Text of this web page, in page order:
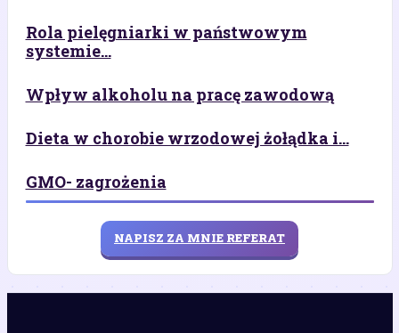
Rola pielęgniarki w państwowym
systemie...
Wpływ alkoholu na pracę zawodową
Dieta w chorobie wrzodowej żołądka i...
GMO- zagrożenia
NAPISZ ZA MNIE REFERAT